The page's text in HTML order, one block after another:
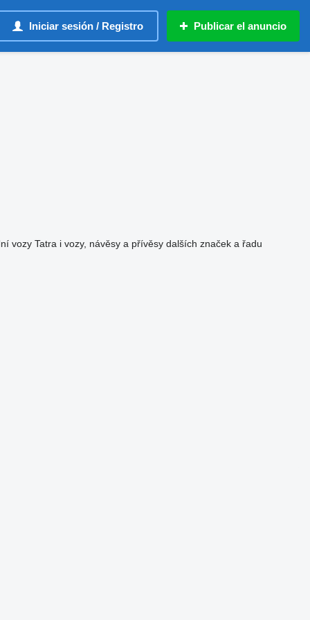
Iniciar sesión / Registro Publicar el anuncio
vozy Tatra i vozy, návěsy a přívěsy dalších značek a řadu